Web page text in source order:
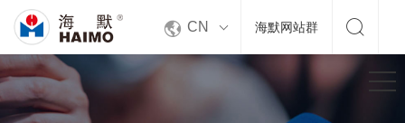
 CN 海默网站群 